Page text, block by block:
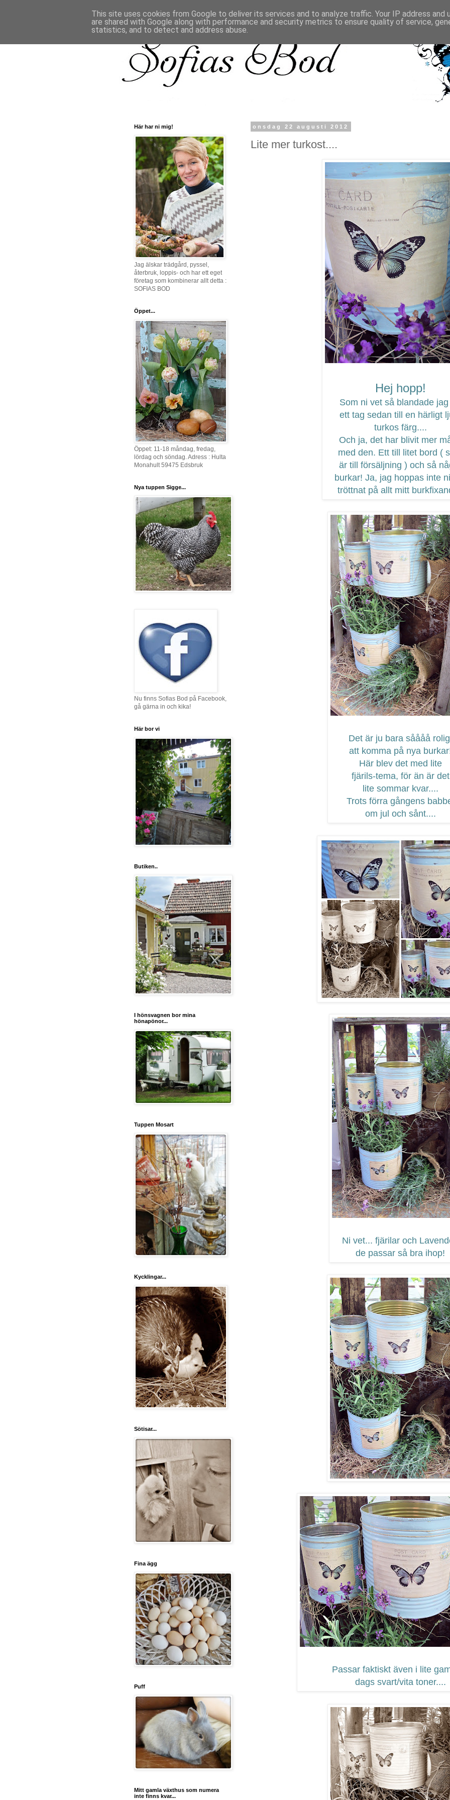
onsdag 22 augusti 2012
Lite mer turkost....
Hej hopp!
Som ni vet så blandade
ett tag sedan till en härligt
turkos färg....
Och ja, det har blivit mer
med den. Ett till litet bord (
är till försäljning ) och så
burkar! Ja, jag hoppas inte
tröttnat på allt mitt
Det är ju bara såååå
att komma på nya
Här blev det med lite
fjärils-tema, för än är det
lite sommar kvar....
Trots förra gångens
om jul och sånt....
Ni vet... fjärilar och
de passar så bra ihop!
Passar faktiskt även i lite
dags svart/vita toner....
Här har ni mig!
Jag älskar trädgård, pyssel,
återbruk, loppis- och har ett eget
företag som kombinerar allt detta :
SOFIAS BOD
Öppet...
Öppet: 11-18 måndag, fredag,
lördag och söndag. Adress : Hulta
Monahult 59475 Edsbruk
Nya tuppen Sigge...
Nu finns Sofias Bod på Facebook,
gå gärna in och kika!
Här bor vi
Butiken..
I hönsvagnen bor mina
hönapönor...
Tuppen Mosart
Kycklingar...
Sötisar...
Fina ägg
Puff
Mitt gamla växthus som numera
inte finns kvar...
This site uses cookies from Google to deliver its services and to analyze traffic. Your IP address and
are shared with Google along with performance and security metrics to ensure quality of service,
statistics, and to detect and address abuse.